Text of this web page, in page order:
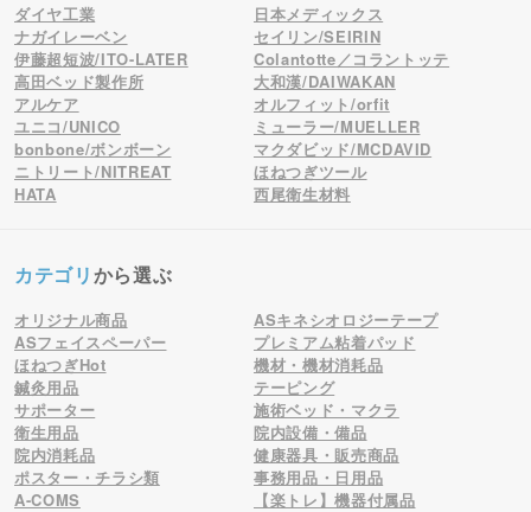
ダイヤ工業
日本メディックス
ナガイレーベン
セイリン/SEIRIN
伊藤超短波/ITO-LATER
Colantotte／コラントッテ
高田ベッド製作所
大和漢/DAIWAKAN
アルケア
オルフィット/orfit
ユニコ/UNICO
ミューラー/MUELLER
bonbone/ボンボーン
マクダビッド/MCDAVID
ニトリート/NITREAT
ほねつぎツール
HATA
西尾衛生材料
カテゴリから選ぶ
オリジナル商品
ASキネシオロジーテープ
ASフェイスペーパー
プレミアム粘着パッド
ほねつぎHot
機材・機材消耗品
鍼灸用品
テーピング
サポーター
施術ベッド・マクラ
衛生用品
院内設備・備品
院内消耗品
健康器具・販売商品
ポスター・チラシ類
事務用品・日用品
A-COMS
【楽トレ】機器付属品